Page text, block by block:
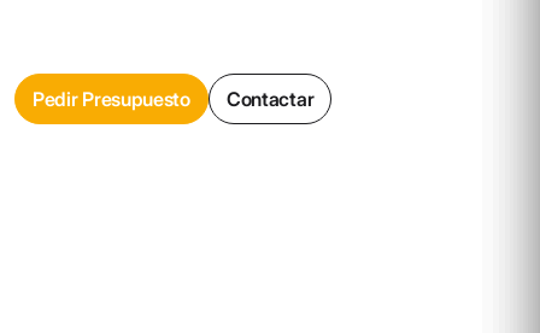
Pedir Presupuesto Contactar